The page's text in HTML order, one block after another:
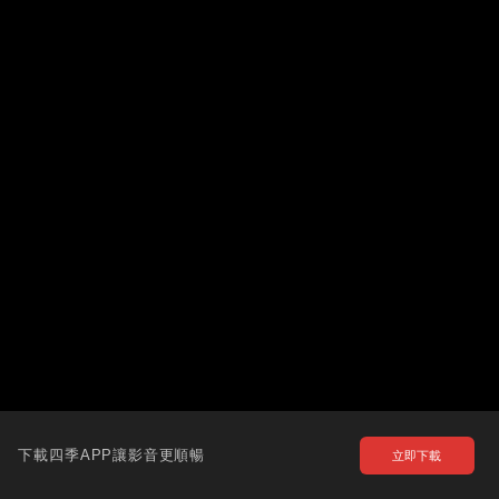
下載四季APP讓影音更順暢 立即下載